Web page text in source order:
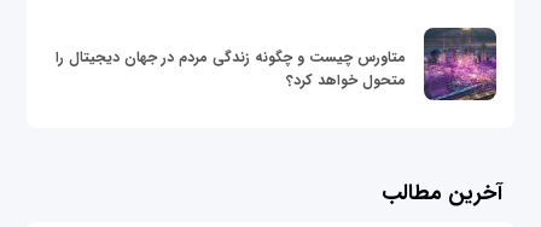
متاورس چیست و چگونه زندگی مردم در جهان دیجیتال را
متحول خواهد کرد؟
آخرین مطالب